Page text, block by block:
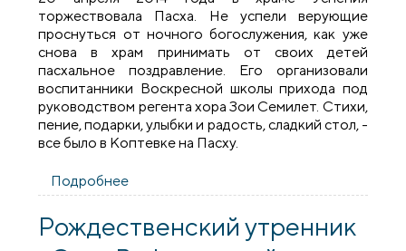
торжествовала Пасха. Не успели верующие
проснуться от ночного богослужения, как уже
снова в храм принимать от своих детей
пасхальное поздравление. Его организовали
воспитанники Воскресной школы прихода под
руководством регента хора Зои Семилет. Стихи,
пение, подарки, улыбки и радость, сладкий стол, -
все было в Коптевке на Пасху.
Подробнее
Коптевка
Рождественский утренник